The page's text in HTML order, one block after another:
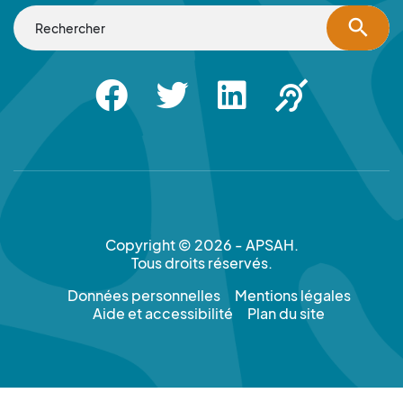
search
FacebookTwitter LinkedinApsah Sourd
Copyright © 2026 - APSAH.
Tous droits réservés.
Données personnelles
Mentions légales
Aide et accessibilité
Plan du site